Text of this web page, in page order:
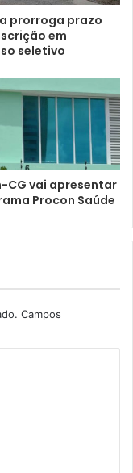
prorroga prazo
em
seletivo
CG vai apresentar
Procon Saúde
Campos